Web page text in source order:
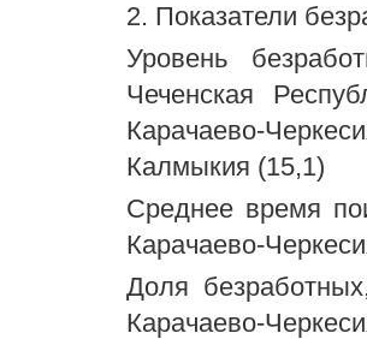
2. Показатели
Уровень
Чеченская
Карачаево-
Калмыкия (15,1)
Среднее время
Карачаево-
Доля
Карачаево-